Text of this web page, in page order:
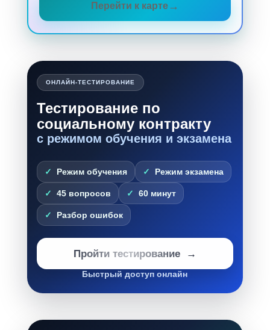
Перейти к карте
ОНЛАЙН-ТЕСТИРОВАНИЕ
Тестирование по
социальному контракту
с режимом обучения и экзамена
Режим обучения Режим экзамена
45 вопросов 60 минут
Разбор ошибок
Пройти тестирование
Быстрый доступ онлайн